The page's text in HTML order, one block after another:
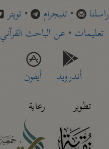
راسلنا • تليجرام • تويتر
تعليمات• عن الباحث القرآني
أندرويد
أيفون
تطوير
رعاية